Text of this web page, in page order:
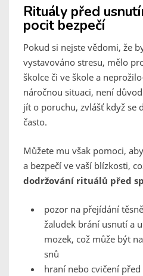
Rituály před
pocit bezpečí
Pokud si nejste vědomi, že
vystavováno stresu, mělo
školce či ve škole a
náročnou situaci, není
jít o poruchu, zvlášť když se
často.
Můžete mu však pomoci,
a bezpečí ve vaší blízkosti,
dodržování rituálů před
pozor na přejídání
žaludek brání usnutí a
mozek, což může být
snů
hraní nebo cvičení